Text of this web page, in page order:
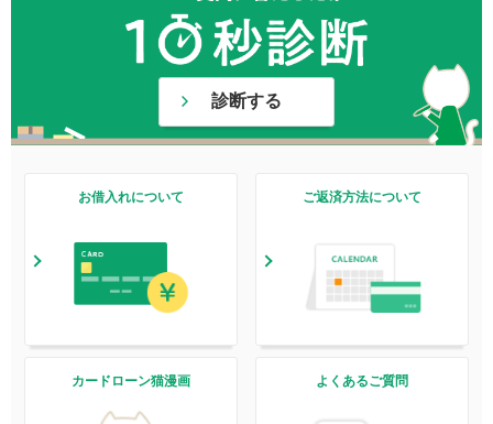
診断する
お借入れについて ご返済方法について
カードローン猫漫画 よくあるご質問